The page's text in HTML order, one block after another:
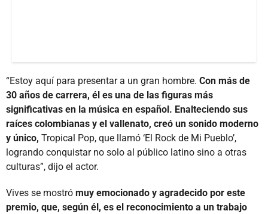
“Estoy aquí para presentar a un gran hombre. Con más de
30 años de carrera, él es una de las figuras más
significativas en la música en español. Enalteciendo sus
raíces colombianas y el vallenato, creó un sonido moderno
y único, Tropical Pop, que llamó ‘El Rock de Mi Pueblo’,
logrando conquistar no solo al público latino sino a otras
culturas”, dijo el actor.
Vives se mostró muy emocionado y agradecido por este
premio, que, según él, es el reconocimiento a un trabajo